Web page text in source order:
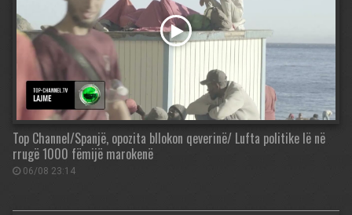
Top Channel/Spanjë, opozita bllokon qeverinë/ Lufta politike lë në
rrugë 1000 fëmijë marokenë
06/08 23:14